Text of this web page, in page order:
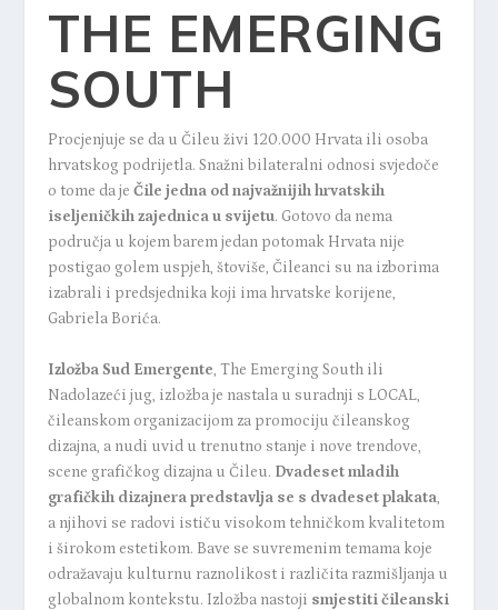
THE EMERGING
SOUTH
Procjenjuje se da u Čileu živi 120.000 Hrvata ili osoba
hrvatskog podrijetla. Snažni bilateralni odnosi svjedoče
o tome da je Čile jedna od najvažnijih hrvatskih
iseljeničkih zajednica u svijetu. Gotovo da nema
područja u kojem barem jedan potomak Hrvata nije
postigao golem uspjeh, štoviše, Čileanci su na izborima
izabrali i predsjednika koji ima hrvatske korijene,
Gabriela Borića.
Izložba Sud Emergente, The Emerging South ili
Nadolazeći jug, izložba je nastala u suradnji s LOCAL,
čileanskom organizacijom za promociju čileanskog
dizajna, a nudi uvid u trenutno stanje i nove trendove,
scene grafičkog dizajna u Čileu. Dvadeset mladih
grafičkih dizajnera predstavlja se s dvadeset plakata,
a njihovi se radovi ističu visokom tehničkom kvalitetom
i širokom estetikom. Bave se suvremenim temama koje
odražavaju kulturnu raznolikost i različita razmišljanja u
globalnom kontekstu. Izložba nastoji smjestiti čileanski